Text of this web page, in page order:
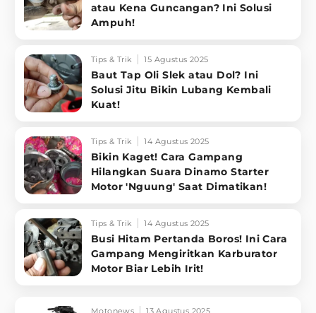
atau Kena Guncangan? Ini Solusi
Ampuh!
Tips & Trik 15 Agustus 2025
Baut Tap Oli Slek atau Dol? Ini
Solusi Jitu Bikin Lubang Kembali
Kuat!
Tips & Trik 14 Agustus 2025
Bikin Kaget! Cara Gampang
Hilangkan Suara Dinamo Starter
Motor 'Nguung' Saat Dimatikan!
Tips & Trik 14 Agustus 2025
Busi Hitam Pertanda Boros! Ini Cara
Gampang Mengiritkan Karburator
Motor Biar Lebih Irit!
Motonews 13 Agustus 2025